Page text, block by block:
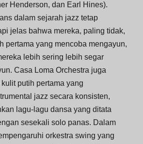
Henderson, dan Earl Hines).
dalam sejarah jazz tetap
jelas bahwa mereka, paling tidak,
pertama yang mencoba mengayun,
lebih sering lebih segar
Casa Loma Orchestra juga
putih pertama yang
jazz secara konsisten,
lagu-lagu dansa yang ditata
sesekali solo panas. Dalam
orkestra swing yang